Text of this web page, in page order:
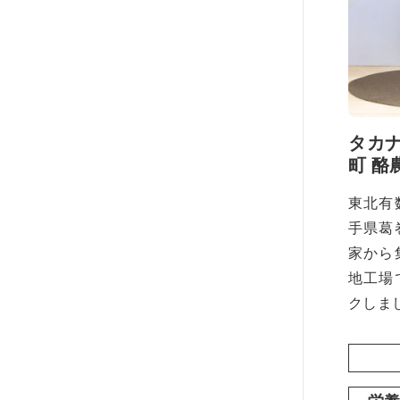
タカ
町 酪
東北有
手県葛
家から
地工場
クしま